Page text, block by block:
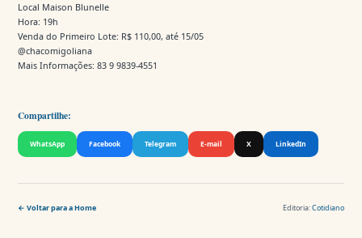
Local Maison Blunelle
Hora: 19h
Venda do Primeiro Lote: R$ 110,00, até 15/05
@chacomigoliana
Mais Informações: 83 9 9839-4551
Compartilhe:
WhatsApp Facebook Telegram E-mail X LinkedIn
← Voltar para a Home Editoria:Cotidiano